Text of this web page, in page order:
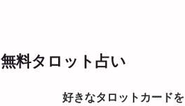
無料タロット占い
好きなタロットカードを